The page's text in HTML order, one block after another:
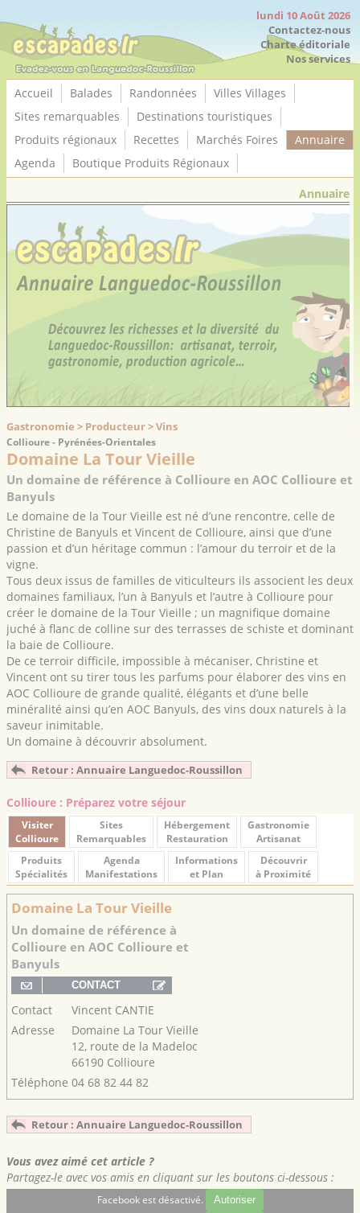
lundi 10 Août 2026
Contactez-nous
Charte éditoriale
Nos services
Accueil Balades Randonnées
Villes Villages
Sites remarquables
Destinations touristiques
Produits régionaux
Recettes Marchés Foires
Annuaire
Agenda
Boutique Produits Régionaux
Annuaire
Gastronomie > Producteur > Vins
Collioure - Pyrénées-Orientales
Domaine La Tour Vieille
Un domaine de référence à Collioure en AOC Collioure et
Banyuls
Le domaine de la Tour Vieille est né d’une rencontre, celle de
Christine de Banyuls et Vincent de Collioure, ainsi que d’une
passion et d’un héritage commun : l’amour du terroir et de la
vigne.
Tous deux issus de familles de viticulteurs ils associent les deux
domaines familiaux, l’un à Banyuls et l’autre à Collioure pour
créer le domaine de la Tour Vieille ; un magnifique domaine
juché à flanc de colline sur des terrasses de schiste et dominant
la baie de Collioure.
De ce terroir difficile, impossible à mécaniser, Christine et
Vincent ont su tirer tous les parfums pour élaborer des vins en
AOC Collioure de grande qualité, élégants et d’une belle
minéralité ainsi qu’en AOC Banyuls, des vins doux naturels à la
saveur inimitable.
Un domaine à découvrir absolument.
Retour : Annuaire Languedoc-Roussillon
Collioure : Préparez votre séjour
Visiter
Collioure
Sites
Remarquables
Hébergement
Restauration
Gastronomie
Artisanat
Produits
Spécialités
Agenda
Manifestations
Informations
et Plan
Découvrir
à Proximité
Domaine La Tour Vieille
Un domaine de référence à
Collioure en AOC Collioure et
Banyuls
Contact
Vincent CANTIE
Adresse
Domaine La Tour Vieille
12, route de la Madeloc
66190 Collioure
Téléphone 04 68 82 44 82
Retour : Annuaire Languedoc-Roussillon
Vous avez aimé cet article ?
Partagez-le avec vos amis en cliquant sur les boutons ci-dessous :
Facebook est désactivé. Autoriser